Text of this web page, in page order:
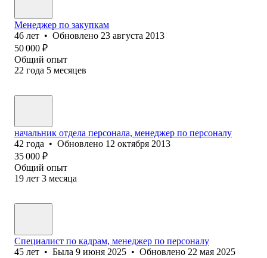
Менеджер по закупкам
46 лет • Обновлено 23 августа 2013
50 000 ₽
Общий опыт
22 года 5 месяцев
начальник отдела персонала, менеджер по персоналу
42 года • Обновлено 12 октября 2013
35 000 ₽
Общий опыт
19 лет 3 месяца
Специалист по кадрам, менеджер по персоналу
45 лет • Была 9 июня 2025 • Обновлено 22 мая 2025